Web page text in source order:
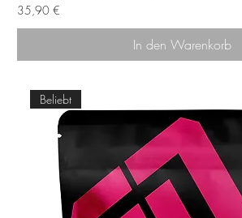
Preis
35,90 €
In den Warenkorb
Beliebt